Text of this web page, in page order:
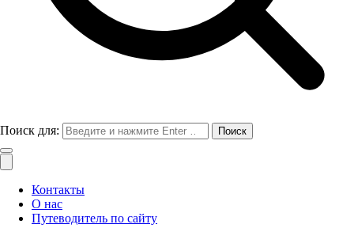
Поиск для:
Контакты
О нас
Путеводитель по сайту